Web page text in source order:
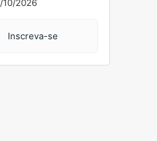
10/2026
Inscreva-se